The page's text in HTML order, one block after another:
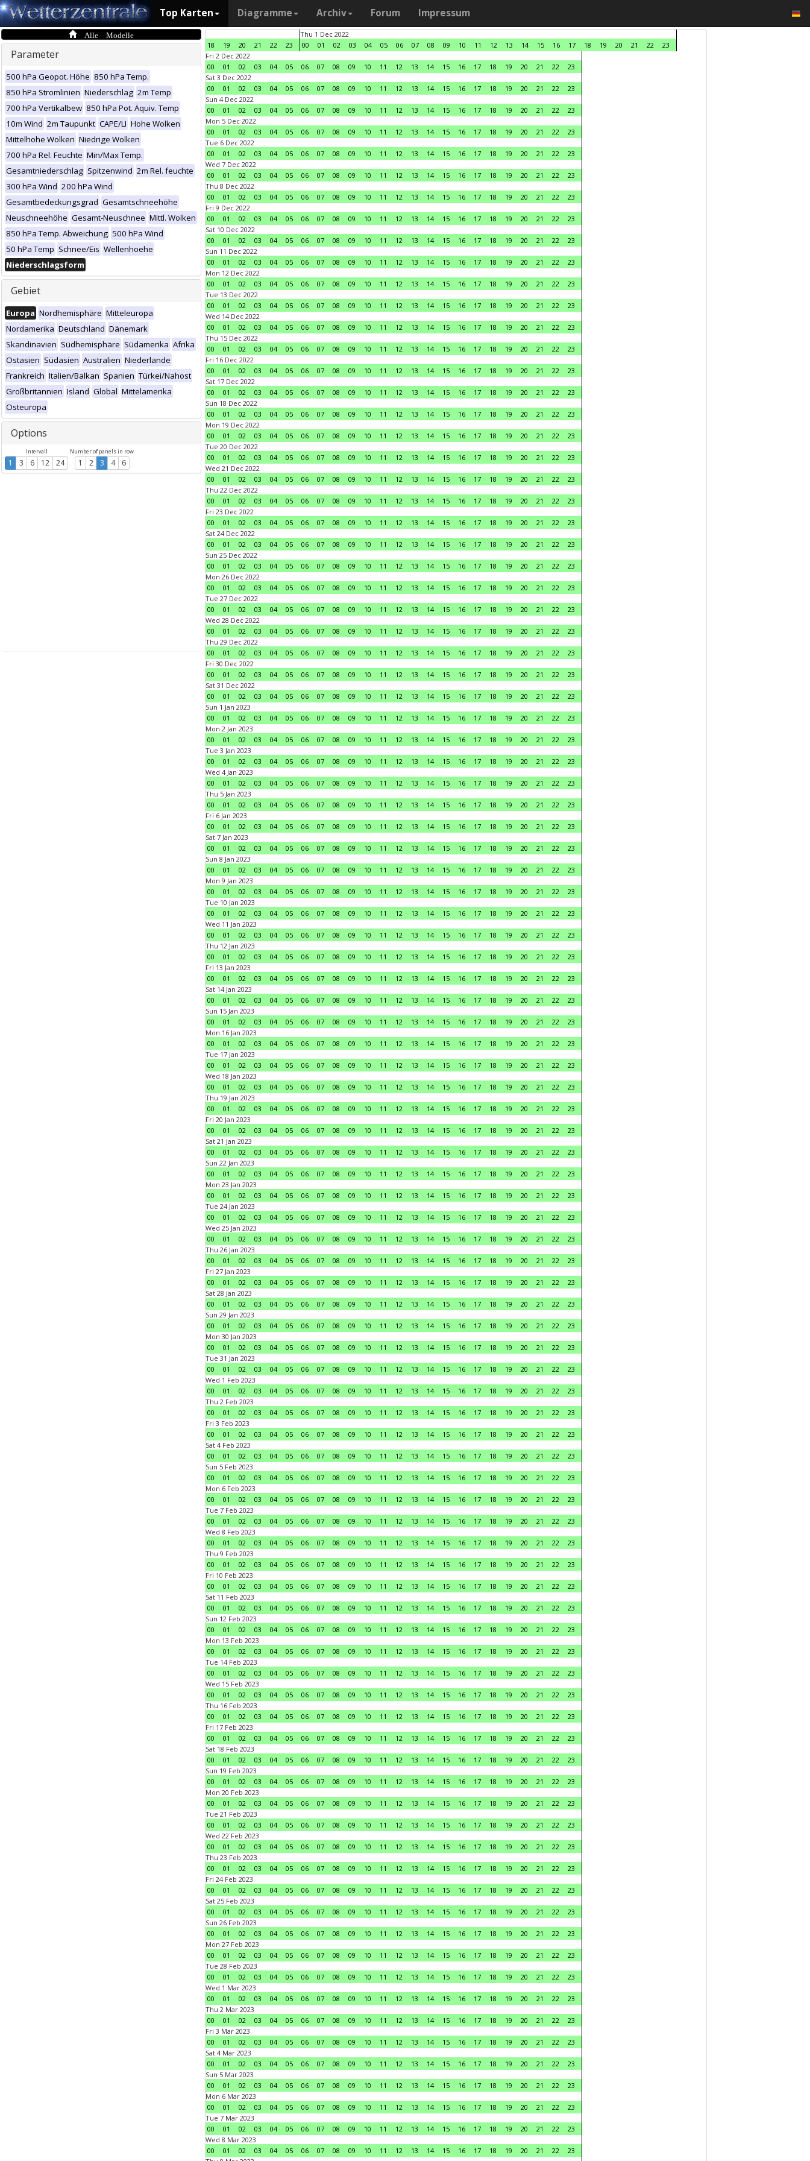
Top Karten Diagramme Archiv Forum Impressum
Alle Modelle
Parameter
500 hPa Geopot. Höhe 850 hPa Temp.
850 hPa Stromlinien Niederschlag 2m Temp
700 hPa Vertikalbew 850 hPa Pot. Äquiv. Temp
10m Wind 2m Taupunkt CAPE/LI Hohe Wolken
Mittelhohe Wolken Niedrige Wolken
700 hPa Rel. Feuchte Min/Max Temp.
Gesamtniederschlag Spitzenwind 2m Rel. feuchte
300 hPa Wind 200 hPa Wind
Gesamtbedeckungsgrad Gesamtschneehöhe
Neuschneehöhe Gesamt-Neuschnee Mittl. Wolken
850 hPa Temp. Abweichung 500 hPa Wind
50 hPa Temp Schnee/Eis Wellenhoehe
Niederschlagsform
Gebiet
Europa Nordhemisphäre Mitteleuropa
Nordamerika Deutschland Dänemark
Skandinavien Südhemisphäre Südamerika Afrika
Ostasien Südasien Australien Niederlande
Frankreich Italien/Balkan Spanien Türkei/Nahost
Großbritannien Island Global Mittelamerika
Osteuropa
Options
Intervall
1 3 6 12 24
Number of panels in row
1 2 3 4 6
18 19 20 21 22 23
Thu 1 Dec 2022
00
01 02 03 04 05 06 07 08 09 10 11 12 13 14 15 16 17 18 19 20 21 22
23
Fri 2 Dec 2022
00
01 02 03 04 05 06 07 08 09 10 11 12 13 14 15 16 17 18 19 20 21 22
23
Sat 3 Dec 2022
00
01 02 03 04 05 06 07 08 09 10 11 12 13 14 15 16 17 18 19 20 21 22
23
Sun 4 Dec 2022
00
01 02 03 04 05 06 07 08 09 10 11 12 13 14 15 16 17 18 19 20 21 22
23
Mon 5 Dec 2022
00
01 02 03 04 05 06 07 08 09 10 11 12 13 14 15 16 17 18 19 20 21 22
23
Tue 6 Dec 2022
00
01 02 03 04 05 06 07 08 09 10 11 12 13 14 15 16 17 18 19 20 21 22
23
Wed 7 Dec 2022
00
01 02 03 04 05 06 07 08 09 10 11 12 13 14 15 16 17 18 19 20 21 22
23
Thu 8 Dec 2022
00
01 02 03 04 05 06 07 08 09 10 11 12 13 14 15 16 17 18 19 20 21 22
23
Fri 9 Dec 2022
00
01 02 03 04 05 06 07 08 09 10 11 12 13 14 15 16 17 18 19 20 21 22
23
Sat 10 Dec 2022
00
01 02 03 04 05 06 07 08 09 10 11 12 13 14 15 16 17 18 19 20 21 22
23
Sun 11 Dec 2022
00
01 02 03 04 05 06 07 08 09 10 11 12 13 14 15 16 17 18 19 20 21 22
23
Mon 12 Dec 2022
00
01 02 03 04 05 06 07 08 09 10 11 12 13 14 15 16 17 18 19 20 21 22
23
Tue 13 Dec 2022
00
01 02 03 04 05 06 07 08 09 10 11 12 13 14 15 16 17 18 19 20 21 22
23
Wed 14 Dec 2022
00
01 02 03 04 05 06 07 08 09 10 11 12 13 14 15 16 17 18 19 20 21 22
23
Thu 15 Dec 2022
00
01 02 03 04 05 06 07 08 09 10 11 12 13 14 15 16 17 18 19 20 21 22
23
Fri 16 Dec 2022
00
01 02 03 04 05 06 07 08 09 10 11 12 13 14 15 16 17 18 19 20 21 22
23
Sat 17 Dec 2022
00
01 02 03 04 05 06 07 08 09 10 11 12 13 14 15 16 17 18 19 20 21 22
23
Sun 18 Dec 2022
00
01 02 03 04 05 06 07 08 09 10 11 12 13 14 15 16 17 18 19 20 21 22
23
Mon 19 Dec 2022
00
01 02 03 04 05 06 07 08 09 10 11 12 13 14 15 16 17 18 19 20 21 22
23
Tue 20 Dec 2022
00
01 02 03 04 05 06 07 08 09 10 11 12 13 14 15 16 17 18 19 20 21 22
23
Wed 21 Dec 2022
00
01 02 03 04 05 06 07 08 09 10 11 12 13 14 15 16 17 18 19 20 21 22
23
Thu 22 Dec 2022
00
01 02 03 04 05 06 07 08 09 10 11 12 13 14 15 16 17 18 19 20 21 22
23
Fri 23 Dec 2022
00
01 02 03 04 05 06 07 08 09 10 11 12 13 14 15 16 17 18 19 20 21 22
23
Sat 24 Dec 2022
00
01 02 03 04 05 06 07 08 09 10 11 12 13 14 15 16 17 18 19 20 21 22
23
Sun 25 Dec 2022
00
01 02 03 04 05 06 07 08 09 10 11 12 13 14 15 16 17 18 19 20 21 22
23
Mon 26 Dec 2022
00
01 02 03 04 05 06 07 08 09 10 11 12 13 14 15 16 17 18 19 20 21 22
23
Tue 27 Dec 2022
00
01 02 03 04 05 06 07 08 09 10 11 12 13 14 15 16 17 18 19 20 21 22
23
Wed 28 Dec 2022
00
01 02 03 04 05 06 07 08 09 10 11 12 13 14 15 16 17 18 19 20 21 22
23
Thu 29 Dec 2022
00
01 02 03 04 05 06 07 08 09 10 11 12 13 14 15 16 17 18 19 20 21 22
23
Fri 30 Dec 2022
00
01 02 03 04 05 06 07 08 09 10 11 12 13 14 15 16 17 18 19 20 21 22
23
Sat 31 Dec 2022
00
01 02 03 04 05 06 07 08 09 10 11 12 13 14 15 16 17 18 19 20 21 22
23
Sun 1 Jan 2023
00
01 02 03 04 05 06 07 08 09 10 11 12 13 14 15 16 17 18 19 20 21 22
23
Mon 2 Jan 2023
00
01 02 03 04 05 06 07 08 09 10 11 12 13 14 15 16 17 18 19 20 21 22
23
Tue 3 Jan 2023
00
01 02 03 04 05 06 07 08 09 10 11 12 13 14 15 16 17 18 19 20 21 22
23
Wed 4 Jan 2023
00
01 02 03 04 05 06 07 08 09 10 11 12 13 14 15 16 17 18 19 20 21 22
23
Thu 5 Jan 2023
00
01 02 03 04 05 06 07 08 09 10 11 12 13 14 15 16 17 18 19 20 21 22
23
Fri 6 Jan 2023
00
01 02 03 04 05 06 07 08 09 10 11 12 13 14 15 16 17 18 19 20 21 22
23
Sat 7 Jan 2023
00
01 02 03 04 05 06 07 08 09 10 11 12 13 14 15 16 17 18 19 20 21 22
23
Sun 8 Jan 2023
00
01 02 03 04 05 06 07 08 09 10 11 12 13 14 15 16 17 18 19 20 21 22
23
Mon 9 Jan 2023
00
01 02 03 04 05 06 07 08 09 10 11 12 13 14 15 16 17 18 19 20 21 22
23
Tue 10 Jan 2023
00
01 02 03 04 05 06 07 08 09 10 11 12 13 14 15 16 17 18 19 20 21 22
23
Wed 11 Jan 2023
00
01 02 03 04 05 06 07 08 09 10 11 12 13 14 15 16 17 18 19 20 21 22
23
Thu 12 Jan 2023
00
01 02 03 04 05 06 07 08 09 10 11 12 13 14 15 16 17 18 19 20 21 22
23
Fri 13 Jan 2023
00
01 02 03 04 05 06 07 08 09 10 11 12 13 14 15 16 17 18 19 20 21 22
23
Sat 14 Jan 2023
00
01 02 03 04 05 06 07 08 09 10 11 12 13 14 15 16 17 18 19 20 21 22
23
Sun 15 Jan 2023
00
01 02 03 04 05 06 07 08 09 10 11 12 13 14 15 16 17 18 19 20 21 22
23
Mon 16 Jan 2023
00
01 02 03 04 05 06 07 08 09 10 11 12 13 14 15 16 17 18 19 20 21 22
23
Tue 17 Jan 2023
00
01 02 03 04 05 06 07 08 09 10 11 12 13 14 15 16 17 18 19 20 21 22
23
Wed 18 Jan 2023
00
01 02 03 04 05 06 07 08 09 10 11 12 13 14 15 16 17 18 19 20 21 22
23
Thu 19 Jan 2023
00
01 02 03 04 05 06 07 08 09 10 11 12 13 14 15 16 17 18 19 20 21 22
23
Fri 20 Jan 2023
00
01 02 03 04 05 06 07 08 09 10 11 12 13 14 15 16 17 18 19 20 21 22
23
Sat 21 Jan 2023
00
01 02 03 04 05 06 07 08 09 10 11 12 13 14 15 16 17 18 19 20 21 22
23
Sun 22 Jan 2023
00
01 02 03 04 05 06 07 08 09 10 11 12 13 14 15 16 17 18 19 20 21 22
23
Mon 23 Jan 2023
00
01 02 03 04 05 06 07 08 09 10 11 12 13 14 15 16 17 18 19 20 21 22
23
Tue 24 Jan 2023
00
01 02 03 04 05 06 07 08 09 10 11 12 13 14 15 16 17 18 19 20 21 22
23
Wed 25 Jan 2023
00
01 02 03 04 05 06 07 08 09 10 11 12 13 14 15 16 17 18 19 20 21 22
23
Thu 26 Jan 2023
00
01 02 03 04 05 06 07 08 09 10 11 12 13 14 15 16 17 18 19 20 21 22
23
Fri 27 Jan 2023
00
01 02 03 04 05 06 07 08 09 10 11 12 13 14 15 16 17 18 19 20 21 22
23
Sat 28 Jan 2023
00
01 02 03 04 05 06 07 08 09 10 11 12 13 14 15 16 17 18 19 20 21 22
23
Sun 29 Jan 2023
00
01 02 03 04 05 06 07 08 09 10 11 12 13 14 15 16 17 18 19 20 21 22
23
Mon 30 Jan 2023
00
01 02 03 04 05 06 07 08 09 10 11 12 13 14 15 16 17 18 19 20 21 22
23
Tue 31 Jan 2023
00
01 02 03 04 05 06 07 08 09 10 11 12 13 14 15 16 17 18 19 20 21 22
23
Wed 1 Feb 2023
00
01 02 03 04 05 06 07 08 09 10 11 12 13 14 15 16 17 18 19 20 21 22
23
Thu 2 Feb 2023
00
01 02 03 04 05 06 07 08 09 10 11 12 13 14 15 16 17 18 19 20 21 22
23
Fri 3 Feb 2023
00
01 02 03 04 05 06 07 08 09 10 11 12 13 14 15 16 17 18 19 20 21 22
23
Sat 4 Feb 2023
00
01 02 03 04 05 06 07 08 09 10 11 12 13 14 15 16 17 18 19 20 21 22
23
Sun 5 Feb 2023
00
01 02 03 04 05 06 07 08 09 10 11 12 13 14 15 16 17 18 19 20 21 22
23
Mon 6 Feb 2023
00
01 02 03 04 05 06 07 08 09 10 11 12 13 14 15 16 17 18 19 20 21 22
23
Tue 7 Feb 2023
00
01 02 03 04 05 06 07 08 09 10 11 12 13 14 15 16 17 18 19 20 21 22
23
Wed 8 Feb 2023
00
01 02 03 04 05 06 07 08 09 10 11 12 13 14 15 16 17 18 19 20 21 22
23
Thu 9 Feb 2023
00
01 02 03 04 05 06 07 08 09 10 11 12 13 14 15 16 17 18 19 20 21 22
23
Fri 10 Feb 2023
00
01 02 03 04 05 06 07 08 09 10 11 12 13 14 15 16 17 18 19 20 21 22
23
Sat 11 Feb 2023
00
01 02 03 04 05 06 07 08 09 10 11 12 13 14 15 16 17 18 19 20 21 22
23
Sun 12 Feb 2023
00
01 02 03 04 05 06 07 08 09 10 11 12 13 14 15 16 17 18 19 20 21 22
23
Mon 13 Feb 2023
00
01 02 03 04 05 06 07 08 09 10 11 12 13 14 15 16 17 18 19 20 21 22
23
Tue 14 Feb 2023
00
01 02 03 04 05 06 07 08 09 10 11 12 13 14 15 16 17 18 19 20 21 22
23
Wed 15 Feb 2023
00
01 02 03 04 05 06 07 08 09 10 11 12 13 14 15 16 17 18 19 20 21 22
23
Thu 16 Feb 2023
00
01 02 03 04 05 06 07 08 09 10 11 12 13 14 15 16 17 18 19 20 21 22
23
Fri 17 Feb 2023
00
01 02 03 04 05 06 07 08 09 10 11 12 13 14 15 16 17 18 19 20 21 22
23
Sat 18 Feb 2023
00
01 02 03 04 05 06 07 08 09 10 11 12 13 14 15 16 17 18 19 20 21 22
23
Sun 19 Feb 2023
00
01 02 03 04 05 06 07 08 09 10 11 12 13 14 15 16 17 18 19 20 21 22
23
Mon 20 Feb 2023
00
01 02 03 04 05 06 07 08 09 10 11 12 13 14 15 16 17 18 19 20 21 22
23
Tue 21 Feb 2023
00
01 02 03 04 05 06 07 08 09 10 11 12 13 14 15 16 17 18 19 20 21 22
23
Wed 22 Feb 2023
00
01 02 03 04 05 06 07 08 09 10 11 12 13 14 15 16 17 18 19 20 21 22
23
Thu 23 Feb 2023
00
01 02 03 04 05 06 07 08 09 10 11 12 13 14 15 16 17 18 19 20 21 22
23
Fri 24 Feb 2023
00
01 02 03 04 05 06 07 08 09 10 11 12 13 14 15 16 17 18 19 20 21 22
23
Sat 25 Feb 2023
00
01 02 03 04 05 06 07 08 09 10 11 12 13 14 15 16 17 18 19 20 21 22
23
Sun 26 Feb 2023
00
01 02 03 04 05 06 07 08 09 10 11 12 13 14 15 16 17 18 19 20 21 22
23
Mon 27 Feb 2023
00
01 02 03 04 05 06 07 08 09 10 11 12 13 14 15 16 17 18 19 20 21 22
23
Tue 28 Feb 2023
00
01 02 03 04 05 06 07 08 09 10 11 12 13 14 15 16 17 18 19 20 21 22
23
Wed 1 Mar 2023
00
01 02 03 04 05 06 07 08 09 10 11 12 13 14 15 16 17 18 19 20 21 22
23
Thu 2 Mar 2023
00
01 02 03 04 05 06 07 08 09 10 11 12 13 14 15 16 17 18 19 20 21 22
23
Fri 3 Mar 2023
00
01 02 03 04 05 06 07 08 09 10 11 12 13 14 15 16 17 18 19 20 21 22
23
Sat 4 Mar 2023
00
01 02 03 04 05 06 07 08 09 10 11 12 13 14 15 16 17 18 19 20 21 22
23
Sun 5 Mar 2023
00
01 02 03 04 05 06 07 08 09 10 11 12 13 14 15 16 17 18 19 20 21 22
23
Mon 6 Mar 2023
00
01 02 03 04 05 06 07 08 09 10 11 12 13 14 15 16 17 18 19 20 21 22
23
Tue 7 Mar 2023
00
01 02 03 04 05 06 07 08 09 10 11 12 13 14 15 16 17 18 19 20 21 22
23
Wed 8 Mar 2023
00
01 02 03 04 05 06 07 08 09 10 11 12 13 14 15 16 17 18 19 20 21 22
23